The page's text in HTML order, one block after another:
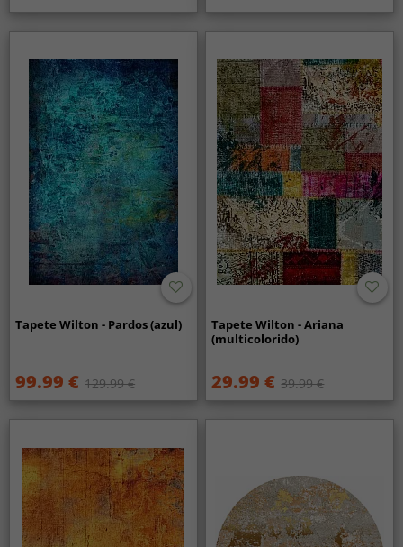
Tapete Wilton - Pardos (azul)
99.99 € 129.99 €
Tapete Wilton - Ariana
(multicolorido)
29.99 € 39.99 €